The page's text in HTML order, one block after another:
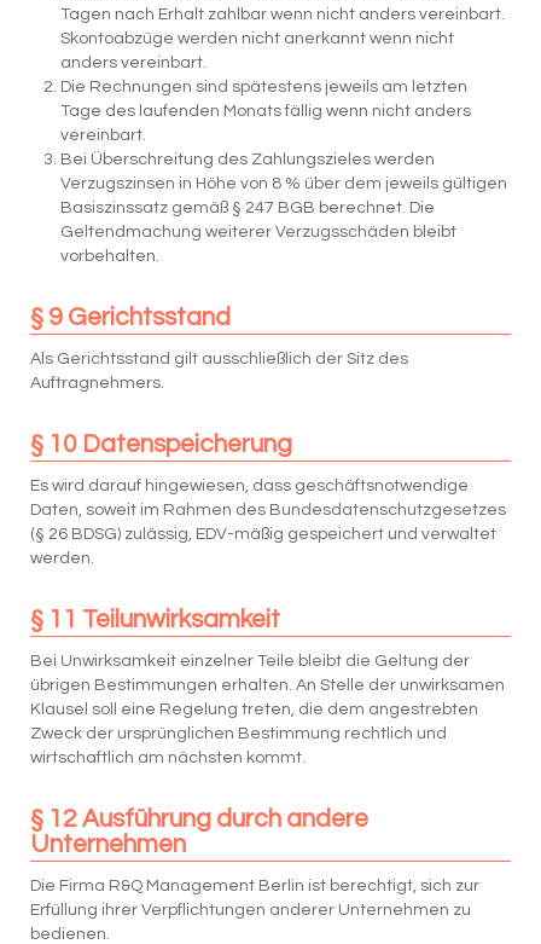
Tagen nach Erhalt zahlbar wenn nicht anders vereinbart.
Skontoabzüge werden nicht anerkannt wenn nicht
anders vereinbart.
Die Rechnungen sind spätestens jeweils am letzten
Tage des laufenden Monats fällig wenn nicht anders
vereinbart.
Bei Überschreitung des Zahlungszieles werden
Verzugszinsen in Höhe von 8 % über dem jeweils gültigen
Basiszinssatz gemäß § 247 BGB berechnet. Die
Geltendmachung weiterer Verzugsschäden bleibt
vorbehalten.
§ 9 Gerichtsstand
Als Gerichtsstand gilt ausschließlich der Sitz des
Auftragnehmers.
§ 10 Datenspeicherung
Es wird darauf hingewiesen, dass geschäftsnotwendige
Daten, soweit im Rahmen des Bundesdatenschutzgesetzes
(§ 26 BDSG) zulässig, EDV-mäßig gespeichert und verwaltet
werden.
§ 11 Teilunwirksamkeit
Bei Unwirksamkeit einzelner Teile bleibt die Geltung der
übrigen Bestimmungen erhalten. An Stelle der unwirksamen
Klausel soll eine Regelung treten, die dem angestrebten
Zweck der ursprünglichen Bestimmung rechtlich und
wirtschaftlich am nächsten kommt.
§ 12 Ausführung durch andere
Unternehmen
Die Firma R&Q Management Berlin ist berechtigt, sich zur
Erfüllung ihrer Verpflichtungen anderer Unternehmen zu
bedienen.